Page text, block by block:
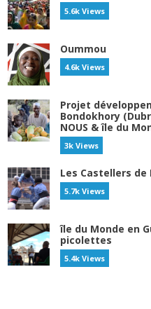
5.6k Views
Oummou
4.6k Views
Projet
Bondokhory
NOUS & île du
3k Views
Les Castellers de
5.7k Views
île du Monde en
picolettes
5.4k Views